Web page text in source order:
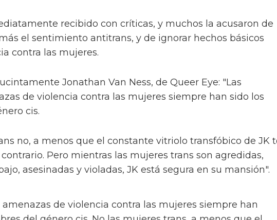
recibido con críticas, y muchos la acusaron de
el sentimiento antitrans, y de ignorar hechos básicos
contra las mujeres.
Jonathan Van Ness, de Queer Eye: "Las
de violencia contra las mujeres siempre han sido los
cis.
no, a menos que el constante vitriolo transfóbico de JK
Pero mientras las mujeres trans son agredidas,
asesinadas y violadas, JK está segura en su mansión".
amenazas de violencia contra las mujeres siempre han